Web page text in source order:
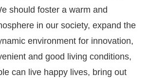
should foster a warm and
in our society, expand the
environment for innovation,
and good living conditions,
can live happy lives, bring out